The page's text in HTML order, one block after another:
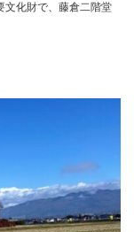
文化財で、藤倉二階堂